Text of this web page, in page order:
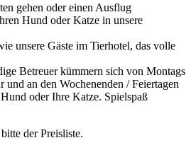
gehen oder einen Ausflug
Hund oder Katze in unsere
unsere Gäste im Tierhotel, das volle
Betreuer kümmern sich von Montags
an den Wochenenden / Feiertagen
oder Ihre Katze. Spielspaß
der Preisliste.